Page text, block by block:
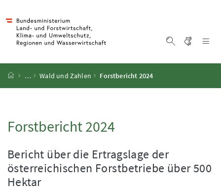
Startseite
… Wald und Zahlen Forstbericht 2024
Forstbericht 2024
Bericht über die Ertragslage der
österreichischen Forstbetriebe über 500
Hektar